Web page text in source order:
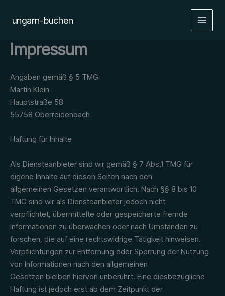
Inhaltungarn-buchen
MAIN
Impressum
Angaben gemäß § 5 TMG
Martin Klein
Hauptstraße 58
55758 Oberreidenbach
Haftung für Inhalte
Als Diensteanbieter sind wir gemäß § 7 Abs.1 TMG für
eigene Inhalte auf diesen Seiten nach den
allgemeinen Gesetzen verantwortlich. Nach §§ 8 bis 10
TMG sind wir als Diensteanbieter jedoch nicht
verpflichtet, übermittelte oder gespeicherte fremde
Informationen zu überwachen oder nach Umständen zu
forschen, die auf eine rechtswidrige Tätigkeit hinweisen.
Verpflichtungen zur Entfernung oder Sperrung der Nutzung
von Informationen nach den allgemeinen
Gesetzen bleiben hiervon unberührt. Eine diesbezügliche
Haftung ist jedoch erst ab dem Zeitpunkt der